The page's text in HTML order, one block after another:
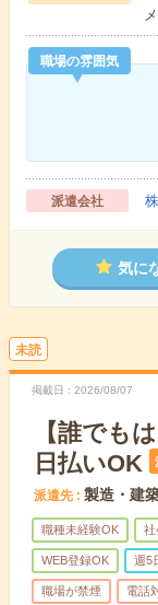
職場の雰囲気
派遣会社
気に
未読
掲載日 2026/08/07
【誰でも
日払いOK
派遣先 製造・建
職種未経験OK 社
WEB登録OK 週5
職場が禁煙 電話